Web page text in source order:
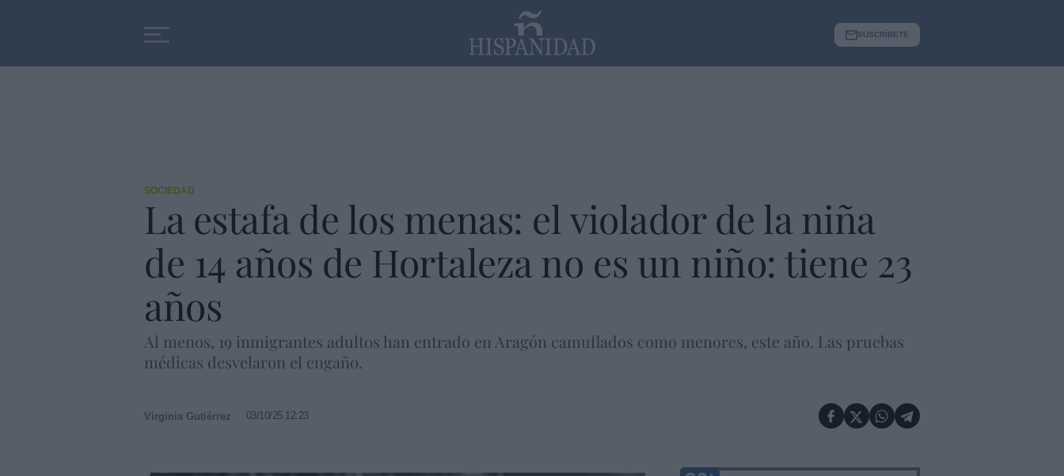
SUSCRÍBETE
SOCIEDAD
La estafa de los menas: el violador de la niña
de 14 años de Hortaleza no es un niño: tiene 23
años
Al menos, 19 inmigrantes adultos han entrado en Aragón camuflados como menores, este año. Las pruebas
médicas desvelaron el engaño.
Virginia Gutiérrez 03/10/25 12:23